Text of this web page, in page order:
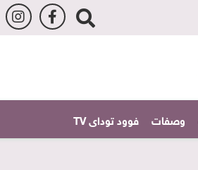
وصفات فوود توداى TV